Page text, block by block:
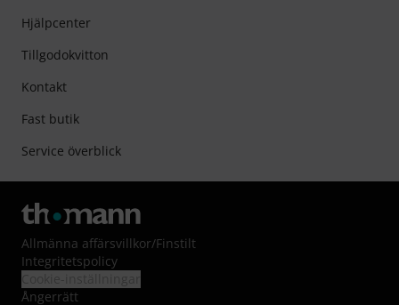
Hjälpcenter
Tillgodokvitton
Kontakt
Fast butik
Service överblick
Allmänna affärsvillkor/Finstilt
Integritetspolicy
Ångerrätt